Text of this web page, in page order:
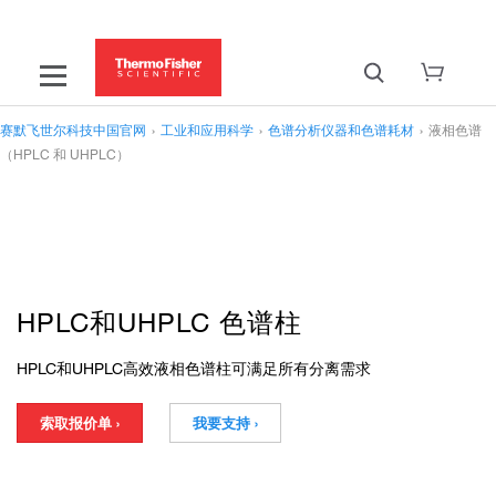
赛默飞世尔科技中国官网 › 工业和应用科学 › 色谱分析仪器和色谱耗材 › 液相色谱
（HPLC 和 UHPLC）
HPLC和UHPLC 色谱柱
HPLC和UHPLC高效液相色谱柱可满足所有分离需求
索取报价单 › 我要支持 ›